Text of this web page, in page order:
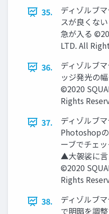
35.
ディゾルブ
スが良くな
急が入る
LTD. All
36.
ディゾルブ
ッジ発光の
©2020
Rights
37.
ディゾルブ
Photoshop
ーブでチェ
▲大袈裟に言
©2020
Rights
38.
ディゾルブ
で明暗を調